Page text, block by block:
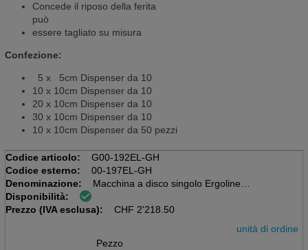
Concede il riposo della ferita
può
essere tagliato su misura
Confezione:
5 x 5cm Dispenser da 10
10 x 10cm Dispenser da 10
20 x 10cm Dispenser da 10
30 x 10cm Dispenser da 10
10 x 10cm Dispenser da 50 pezzi
Codice articolo:
G00-192EL-GH
Codice esterno:
00-197EL-GH
Denominazione:
Macchina a disco singolo Ergoline
Guida SB 143 EL HP
Disponibilità:
Prezzo (IVA esclusa):
CHF 2'218.50
unità di ordine
Pezzo